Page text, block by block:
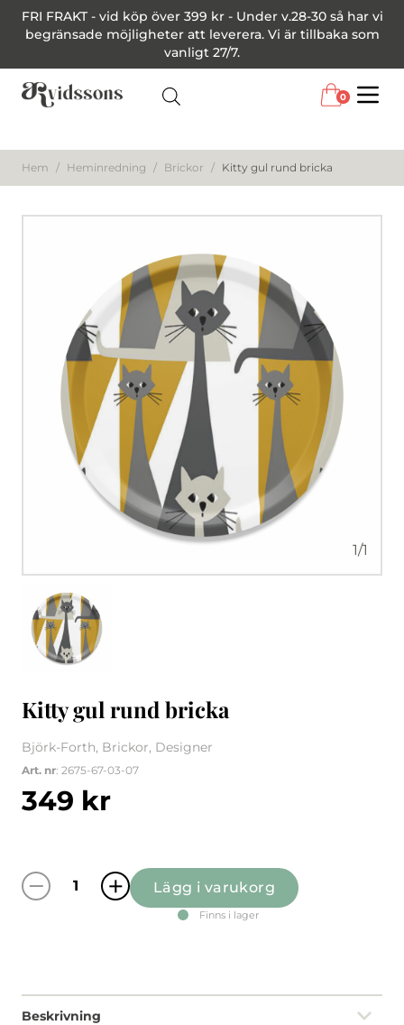
FRI FRAKT - vid köp över 399 kr - Under v.28-30 så har vi
begränsade möjligheter att leverera. Vi är tillbaka som
vanligt 27/7.
0
Hem / Heminredning / Brickor / Kitty gul rund bricka
1/1
Kitty gul rund bricka
Björk-Forth, Brickor, Designer
Art. nr: 2675-67-03-07
349 kr
Kitty gul rund bricka mängd
Lägg i varukorg
Finns i lager
Beskrivning